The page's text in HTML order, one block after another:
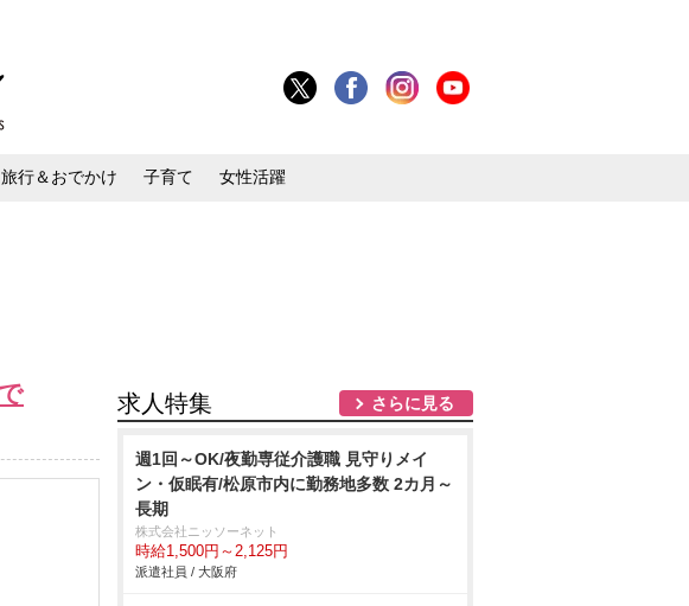
旅行＆おでかけ 子育て 女性活躍
求人特集 さらに見る
週1回～OK/夜勤専従介護職 見守りメイ
ン・仮眠有/松原市内に勤務地多数 2カ月～
長期
株式会社ニッソーネット
時給1,500円～2,125円
派遣社員 / 大阪府